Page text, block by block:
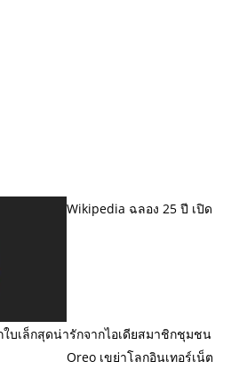
Wikipedia ฉลอง 25 ปี เปิด
บเล็กสุดน่ารักจากไอเดียสมาชิกชุมชน
Oreo เขย่าโลกอินเทอร์เน็ต